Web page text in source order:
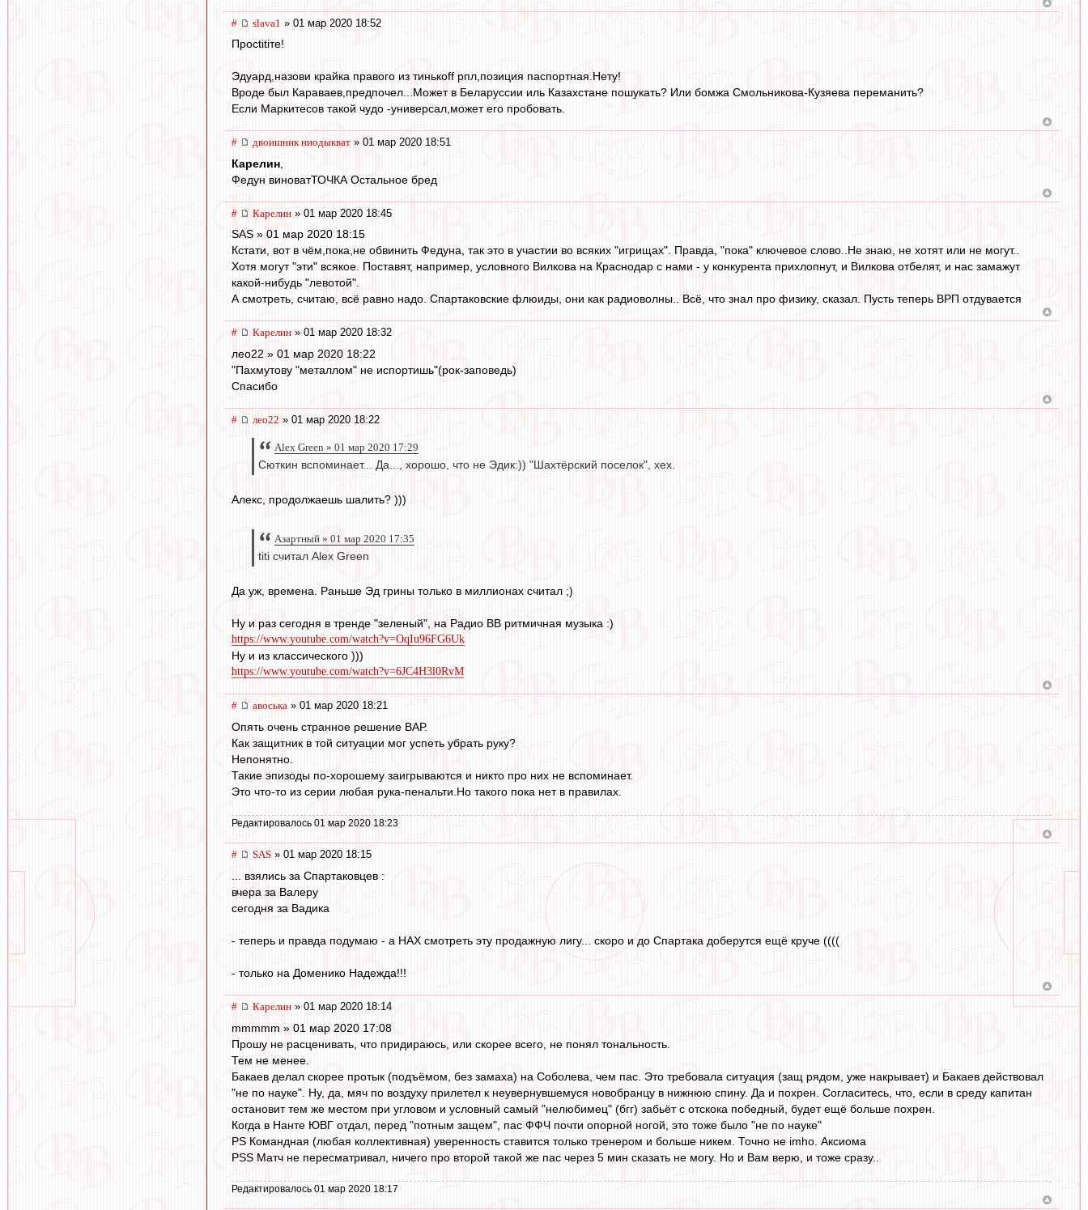
# slava1 » 01 мар 2020 18:52
Просtitiте!
Эдуард,назови крайка правого из тинькоff рпл,позиция паспортная.Нету!
Вроде был Караваев,предпочел...Может в Беларуссии иль Казахстане пошукать? Или бомжа Смольникова-Кузяева переманить?
Если Маркитесов такой чудо -универсал,может его пробовать.
# двоишник ниодыкват » 01 мар 2020 18:51
Карелин
Федун виноватТОЧКА Остальное бред
# Карелин » 01 мар 2020 18:45
SAS » 01 мар 2020 18:15
Кстати, вот в чём,пока,не обвинить Федуна, так это в участии во всяких "игрищах". Правда, "пока" ключевое слово..Не знаю, не хотят или не могут..
Хотя могут "эти" всякое. Поставят, например, условного Вилкова на Краснодар с нами - у конкурента прихлопнут, и Вилкова отбелят, и нас замажут
какой-нибудь "левотой".
А смотреть, считаю, всё равно надо. Спартаковские флюиды, они как радиоволны.. Всё, что знал про физику, сказал. Пусть теперь ВРП отдувается
# Карелин » 01 мар 2020 18:32
лео22 » 01 мар 2020 18:22
"Пахмутову "металлом" не испортишь"(рок-заповедь)
Спасибо
# лео22 » 01 мар 2020 18:22
Alex Green » 01 мар 2020 17:29
Сюткин вспоминает... Да..., хорошо, что не Эдик:)) "Шахтёрский поселок", хех.
Алекс, продолжаешь шалить? )))
Азартный » 01 мар 2020 17:35
titi считал Alex Green
Да уж, времена. Раньше Эд грины только в миллионах считал ;)
Ну и раз сегодня в тренде "зеленый", на Радио ВВ ритмичная музыка :)
https://www.youtube.com/watch?v=OqIu96FG6Uk
Ну и из классического )))
https://www.youtube.com/watch?v=6JC4H3l0RvM
# авоська » 01 мар 2020 18:21
Опять очень странное решение ВАР.
Как защитник в той ситуации мог успеть убрать руку?
Непонятно.
Такие эпизоды по-хорошему заигрываются и никто про них не вспоминает.
Это что-то из серии любая рука-пенальти.Но такого пока нет в правилах.
Редактировалось 01 мар 2020 18:23
# SAS » 01 мар 2020 18:15
... взялись за Спартаковцев :
вчера за Валеру
сегодня за Вадика
- теперь и правда подумаю - а НАХ смотреть эту продажную лигу... скоро и до Спартака доберутся ещё круче ((((
- только на Доменико Надежда!!!
# Карелин » 01 мар 2020 18:14
mmmmm » 01 мар 2020 17:08
Прошу не расценивать, что придираюсь, или скорее всего, не понял тональность.
Тем не менее.
Бакаев делал скорее протык (подъёмом, без замаха) на Соболева, чем пас. Это требовала ситуация (защ рядом, уже накрывает) и Бакаев действовал
"не по науке". Ну, да, мяч по воздуху прилетел к неувернувшемуся новобранцу в нижнюю спину. Да и похрен. Согласитесь, что, если в среду капитан
остановит тем же местом при угловом и условный самый "нелюбимец" (бгг) забьёт с отскока победный, будет ещё больше похрен.
Когда в Нанте ЮВГ отдал, перед "потным защем", пас ФФЧ почти опорной ногой, это тоже было "не по науке"
PS Командная (любая коллективная) уверенность ставится только тренером и больше никем. Точно не imho. Аксиома
PSS Матч не пересматривал, ничего про второй такой же пас через 5 мин сказать не могу. Но и Вам верю, и тоже сразу..
Редактировалось 01 мар 2020 18:17